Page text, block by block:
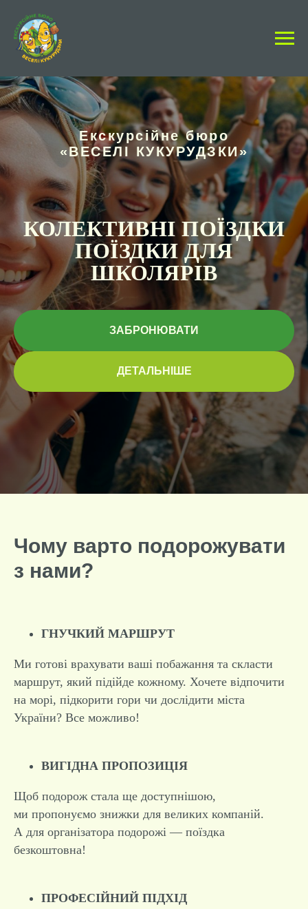
Екскурсійне бюро
«ВЕСЕЛІ КУКУРУДЗКИ»
КОЛЕКТИВНІ ПОЇЗДКИ
ПОЇЗДКИ ДЛЯ
ШКОЛЯРІВ
ЗАБРОНЮВАТИ
ДЕТАЛЬНІШЕ
Чому варто подорожувати
з нами?
ГНУЧКИЙ МАРШРУТ
Ми готові врахувати ваші побажання та скласти
маршрут, який підійде кожному. Хочете відпочити
на морі, підкорити гори чи дослідити міста
України? Все можливо!
ВИГІДНА ПРОПОЗИЦІЯ
Щоб подорож стала ще доступнішою,
ми пропонуємо знижки для великих компаній.
А для організатора подорожі — поїздка
безкоштовна!
ПРОФЕСІЙНИЙ ПІДХІД